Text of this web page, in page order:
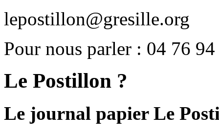
lepostillon@gresille.org
Pour nous parler : 04 76
Le Postillon ?
Le journal papier Le